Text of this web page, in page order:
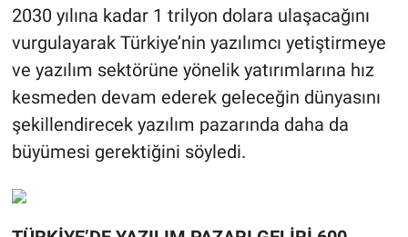
2030 yılına kadar 1 trilyon dolara ulaşacağını
vurgulayarak Türkiye’nin yazılımcı yetiştirmeye
ve yazılım sektörüne yönelik yatırımlarına hız
kesmeden devam ederek geleceğin dünyasını
şekillendirecek yazılım pazarında daha da
büyümesi gerektiğini söyledi.